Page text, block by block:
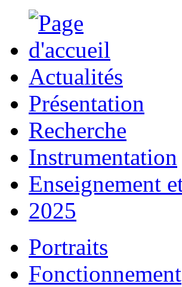
Actualités
Présentation
Recherche
Instrumentation
Enseignement
2025
Portraits
Fonctionnement